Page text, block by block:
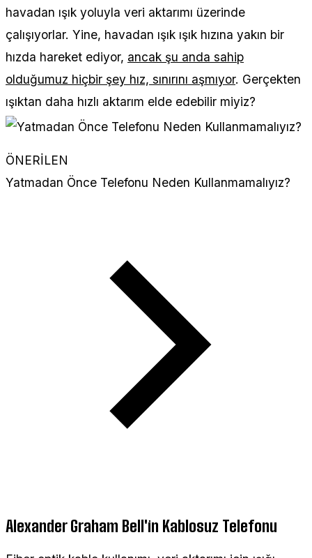
havadan ışık yoluyla veri aktarımı üzerinde
çalışıyorlar. Yine, havadan ışık ışık hızına yakın bir
hızda hareket ediyor, ancak şu anda sahip
olduğumuz hiçbir şey hız, sınırını aşmıyor. Gerçekten
ışıktan daha hızlı aktarım elde edebilir miyiz?
ÖNERİLEN
Yatmadan Önce Telefonu Neden Kullanmamalıyız?
Alexander Graham Bell'in Kablosuz Telefonu